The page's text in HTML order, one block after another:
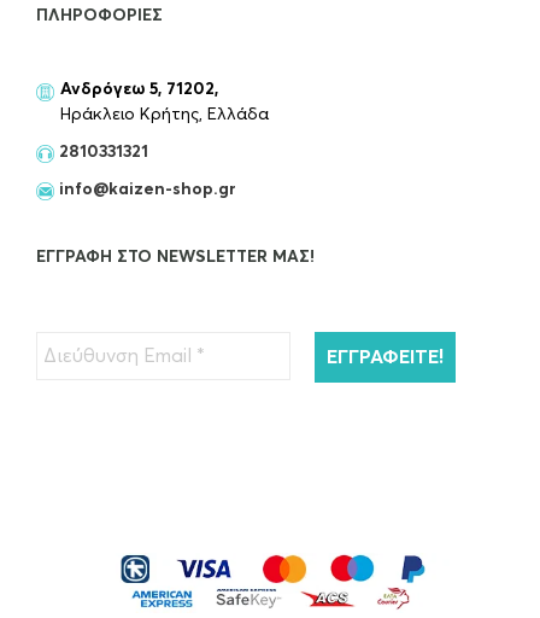
ΠΛΗΡΟΦΟΡΊΕΣ
Ανδρόγεω 5, 71202,
Ηράκλειο Κρήτης, Ελλάδα
2810331321
info@kaizen-shop.gr
ΕΓΓΡΑΦΉ ΣΤΟ NEWSLETTER ΜΑΣ!